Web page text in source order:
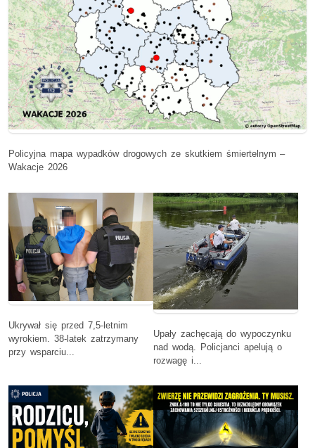
Policyjna mapa wypadków drogowych ze skutkiem śmiertelnym –
Wakacje 2026
Ukrywał się przed 7,5-letnim
wyrokiem. 38-latek zatrzymany
przy wsparciu...
Upały zachęcają do wypoczynku
nad wodą. Policjanci apelują o
rozwagę i...